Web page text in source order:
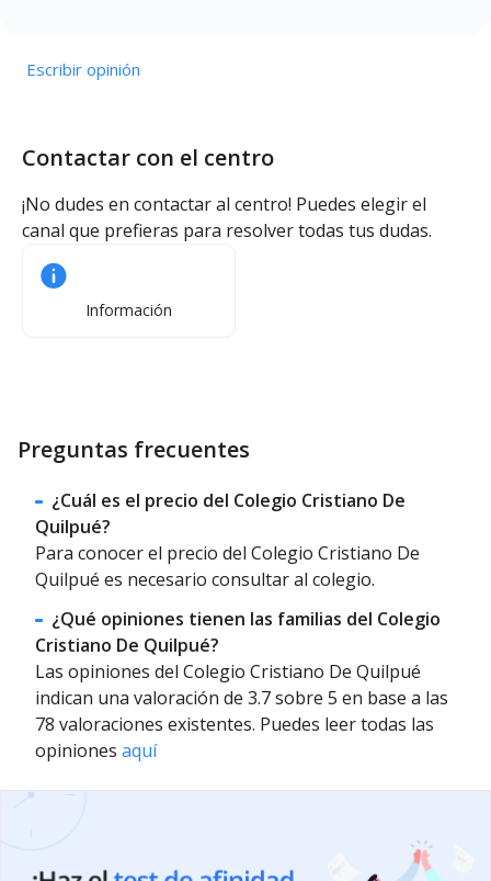
Escribir opinión
Contactar con el centro
¡No dudes en contactar al centro! Puedes elegir el
canal que prefieras para resolver todas tus dudas.
Información
Preguntas frecuentes
¿Cuál es el precio del Colegio Cristiano De
Quilpué?
Para conocer el precio del Colegio Cristiano De
Quilpué es necesario consultar al colegio.
¿Qué opiniones tienen las familias del Colegio
Cristiano De Quilpué?
Las opiniones del Colegio Cristiano De Quilpué
indican una valoración de 3.7 sobre 5 en base a las
78 valoraciones existentes. Puedes leer todas las
opiniones aquí